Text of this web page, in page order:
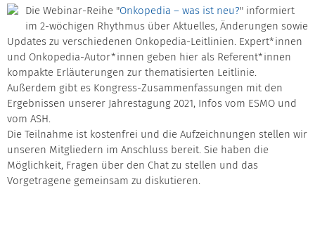
Die Webinar-Reihe "Onkopedia – was ist neu?" informiert
im 2-wöchigen Rhythmus über Aktuelles, Änderungen sowie
Updates zu verschiedenen Onkopedia-Leitlinien. Expert*innen
und Onkopedia-Autor*innen geben hier als Referent*innen
kompakte Erläuterungen zur thematisierten Leitlinie.
Außerdem gibt es Kongress-Zusammenfassungen mit den
Ergebnissen unserer Jahrestagung 2021, Infos vom ESMO und
vom ASH.
Die Teilnahme ist kostenfrei und die Aufzeichnungen stellen wir
unseren Mitgliedern im Anschluss bereit. Sie haben die
Möglichkeit, Fragen über den Chat zu stellen und das
Vorgetragene gemeinsam zu diskutieren.